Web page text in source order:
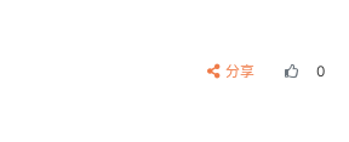
分享 0